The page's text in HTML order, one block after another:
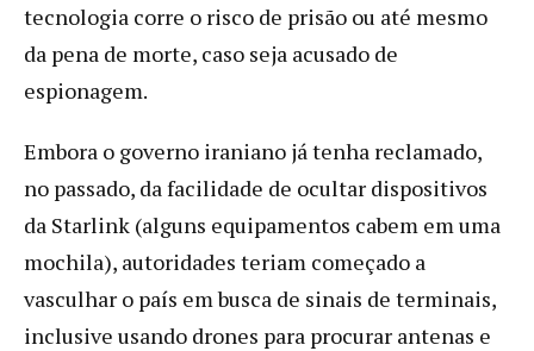
tecnologia corre o risco de prisão ou até mesmo
da pena de morte, caso seja acusado de
espionagem.
Embora o governo iraniano já tenha reclamado,
no passado, da facilidade de ocultar dispositivos
da Starlink (alguns equipamentos cabem em uma
mochila), autoridades teriam começado a
vasculhar o país em busca de sinais de terminais,
inclusive usando drones para procurar antenas e